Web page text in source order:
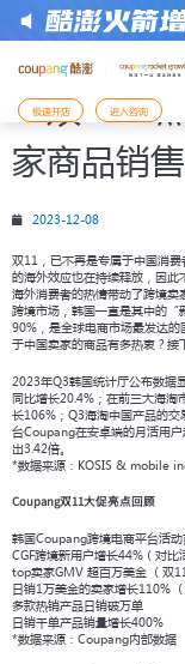
极速开店 进入咨询
或获取帮助：
模式入驻Coupang酷澎火
以下 入驻材料，能更顺利
限公司企业营业执照
身份证件
服务商收款账户
服务商签订的协议履行确
法定代表人手机号进行账户
“双11”热
家商品销
2023-12-08
双11，已不再是专属于中国消
的海外效应也在持续释放，因
海外消费者的热情带动了跨境
跨境市场，韩国一直是其中的“
90%，是全球电商市场最发达
于中国卖家的商品有多热衷？接
2023年Q3韩国统计厅公布数据
同比增长20.4%；在前三大海淘
长106%；Q3海淘中国产品的
台Coupang在安卓端的月活用
出3.42倍。
*数据来源：KOSIS & mobile
Coupang双11大促亮点回顾
韩国Coupang跨境电商平台活
CGF跨境新用户增长44%（对比
top卖家GMV 超百万美金 （双
日销1万美金的卖家增长110%
多款热销产品日销破万单
日销千单产品销量增长400%
*数据来源：Coupang内部数据